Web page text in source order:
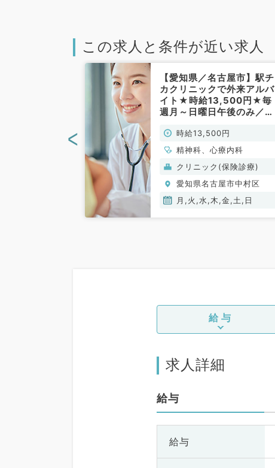
この求人と条件が近い求人
【愛知県／名古屋市】駅チ
カクリニックで外来アルバ
イト★時給13,500円★毎
週月～日曜日午後のみ／週1
先生も歓迎～（精神科／非
常勤）
時給13,500円
精神科、心療内科
クリニック(保険診療)
愛知県名古屋市中村区
月,火,水,木,金,土,日
<
給与
求人詳細
給与
給与